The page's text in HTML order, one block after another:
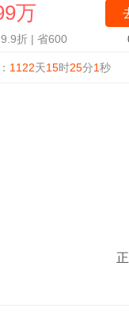
万
折 | 省600
1122天15时25分1秒